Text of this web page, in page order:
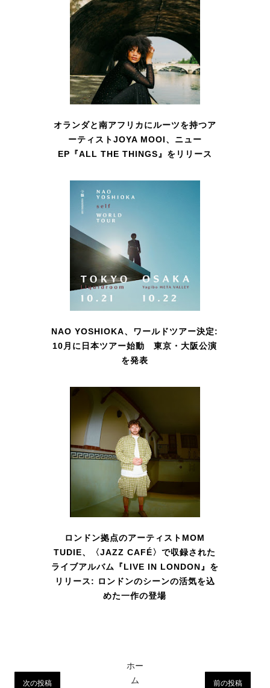
オランダと南アフリカにルーツを持つア
ーティストJOYA MOOI、ニュー
EP『ALL THE THINGS』をリリース
NAO YOSHIOKA、ワールドツアー決定:
10月に日本ツアー始動 東京・大阪公演
を発表
ロンドン拠点のアーティストMOM
TUDIE、〈JAZZ CAFÉ〉で収録された
ライブアルバム『LIVE IN LONDON』を
リリース: ロンドンのシーンの活気を込
めた一作の登場
次の投稿 前の投稿
ホー
ム